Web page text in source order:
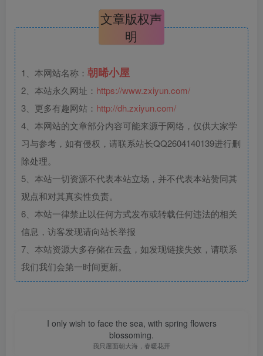
文章版权声
明
1、本网站名称： 朝晞小屋
2、本站永久网址： https://www.zxiyun.com/
3、更多有趣网站： http://dh.zxiyun.com/
4、本网站的文章部分内容可能来源于网络，仅供大家学
习与参考，如有侵权，请联系站长QQ2604140139进行删
除处理。
5、本站一切资源不代表本站立场，并不代表本站赞同其
观点和对其真实性负责。
6、本站一律禁止以任何方式发布或转载任何违法的相关
信息，访客发现请向站长举报
7、本站资源大多存储在云盘，如发现链接失效，请联系
我们我们会第一时间更新。
I only wish to face the sea, with spring flowers
blossoming.
我只愿面朝大海，春暖花开